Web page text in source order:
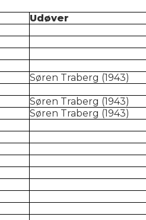
Udøver
Søren Traberg (1943)
Søren Traberg (1943)
Søren Traberg (1943)